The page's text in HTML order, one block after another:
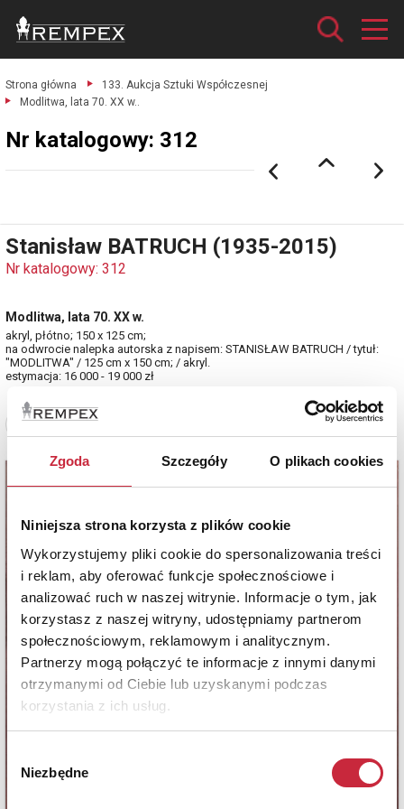
Zgoda Szczegóły O plikach cookies
Niniejsza strona korzysta z plików cookie
Wykorzystujemy pliki cookie do spersonalizowania treści
i reklam, aby oferować funkcje społecznościowe i
analizować ruch w naszej witrynie. Informacje o tym, jak
korzystasz z naszej witryny, udostępniamy partnerom
społecznościowym, reklamowym i analitycznym.
Partnerzy mogą połączyć te informacje z innymi danymi
otrzymanymi od Ciebie lub uzyskanymi podczas
korzystania z ich usług.
zgody
Niezbędne
Strona główna
133. Aukcja Sztuki Współczesnej
Modlitwa, lata 70. XX w..
Nr katalogowy: 312
Stanisław BATRUCH (1935-2015)
Nr katalogowy: 312
Modlitwa, lata 70. XX w.
akryl, płótno; 150 x 125 cm;
na odwrocie nalepka autorska z napisem: STANISŁAW BATRUCH / tytuł:
"MODLITWA" / 125 cm x 150 cm; / akryl.
estymacja: 16 000 - 19 000 zł
Zobacz pełne informacje